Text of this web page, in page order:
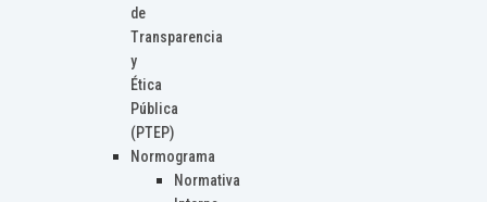
de
Transparencia
y
Ética
Pública
(PTEP)
Normograma
Normativa